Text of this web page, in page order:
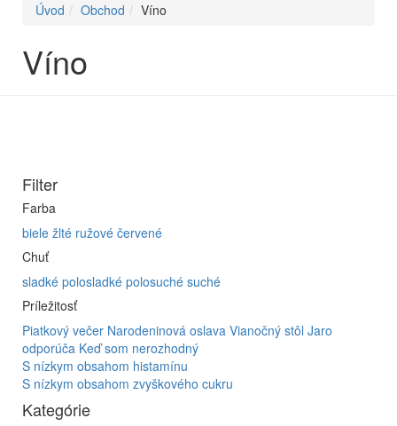
Úvod Obchod Víno
Víno
Filter
Farba
biele žlté ružové červené
Chuť
sladké polosladké polosuché suché
Príležitosť
Piatkový večer Narodeninová oslava Vianočný stôl Jaro
odporúča Keď som nerozhodný
S nízkym obsahom histamínu
S nízkym obsahom zvyškového cukru
Kategórie